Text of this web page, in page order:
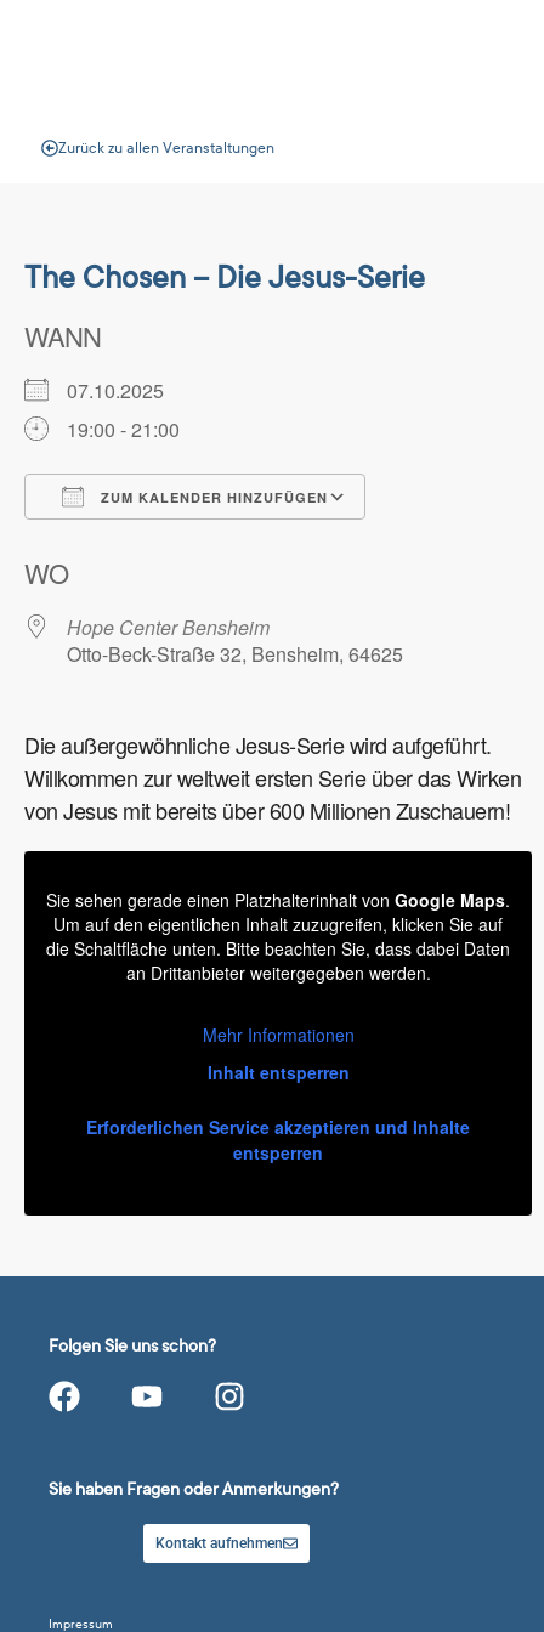
Zurück zu allen Veranstaltungen
The Chosen – Die Jesus-Serie
WANN
07.10.2025
19:00 - 21:00
ZUM KALENDER HINZUFÜGEN
WO
Hope Center Bensheim
Otto-Beck-Straße 32, Bensheim, 64625
Die außergewöhnliche Jesus-Serie wird aufgeführt.
Willkommen zur weltweit ersten Serie über das Wirken
von Jesus mit bereits über 600 Millionen Zuschauern!
Sie sehen gerade einen Platzhalterinhalt von Google Maps.
Um auf den eigentlichen Inhalt zuzugreifen, klicken Sie auf
die Schaltfläche unten. Bitte beachten Sie, dass dabei Daten
an Drittanbieter weitergegeben werden.
Mehr Informationen
Inhalt entsperren
Erforderlichen Service akzeptieren und Inhalte
entsperren
Folgen Sie uns schon?
Sie haben Fragen oder Anmerkungen?
Kontakt aufnehmen
Impressum